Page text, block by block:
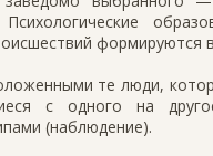
формируются
те люди,
с одного на
(наблюдение).